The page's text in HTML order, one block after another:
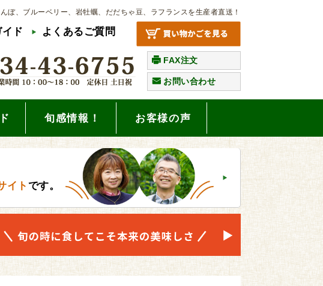
ぼ、ブルーベリー、岩牡蠣、だだちゃ豆、ラフランスを生産者直送！
ド よくあるご質問
FAX注文
お問い合わせ
旬感情報！ お客様の声
イト です。